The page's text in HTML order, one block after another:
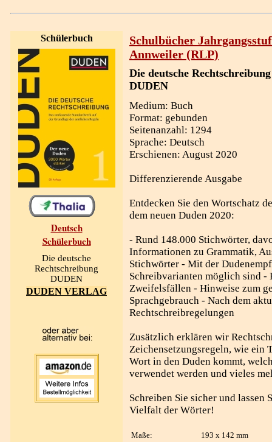
Schülerbuch
Deutsch
Schülerbuch
Die deutsche
Rechtschreibung
DUDEN
DUDEN VERLAG
Schulbücher
Annweiler (RLP)
Die deutsche Rechtschreibung
DUDEN
Medium: Buch
Format: gebunden
Seitenanzahl: 1294
Sprache: Deutsch
Erschienen: August 2020
Differenzierende Ausgabe
Entdecken Sie den Wortschatz
dem neuen Duden 2020:
- Rund 148.000 Stichwörter,
Informationen zu Grammatik,
Stichwörter - Mit der
Schreibvarianten möglich sind -
Zweifelsfällen - Hinweise zum
Sprachgebrauch - Nach dem
Rechtschreibregelungen
Zusätzlich erklären wir
Zeichensetzungsregeln, wie
Wort in den Duden kommt,
verwendet werden und vieles
Schreiben Sie sicher und lassen
Vielfalt der Wörter!
Maße:
193 x 142 mm